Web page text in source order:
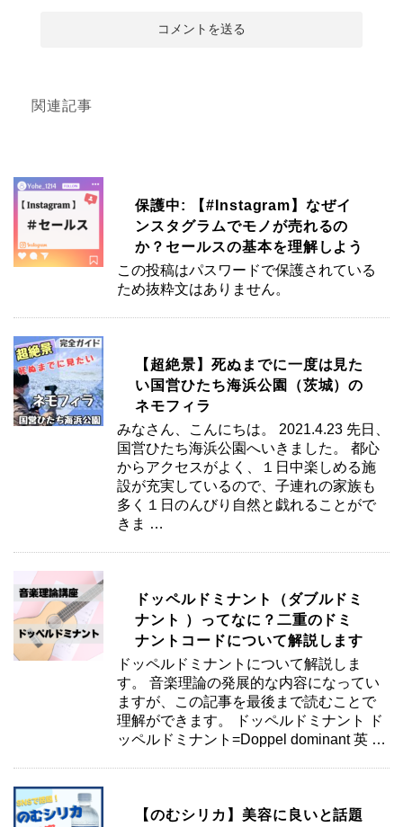
関連記事
保護中: 【#Instagram】なぜイ
ンスタグラムでモノが売れるの
か？セールスの基本を理解しよう
この投稿はパスワードで保護されている
ため抜粋文はありません。
【超絶景】死ぬまでに一度は見た
い国営ひたち海浜公園（茨城）の
ネモフィラ
みなさん、こんにちは。 2021.4.23 先日、
国営ひたち海浜公園へいきました。 都心
からアクセスがよく、１日中楽しめる施
設が充実しているので、子連れの家族も
多く１日のんびり自然と戯れることがで
きま …
ドッペルドミナント（ダブルドミ
ナント ）ってなに？二重のドミ
ナントコードについて解説します
ドッペルドミナントについて解説しま
す。 音楽理論の発展的な内容になってい
ますが、この記事を最後まで読むことで
理解ができます。 ドッペルドミナント ド
ッペルドミナント=Doppel dominant 英 …
【のむシリカ】美容に良いと話題